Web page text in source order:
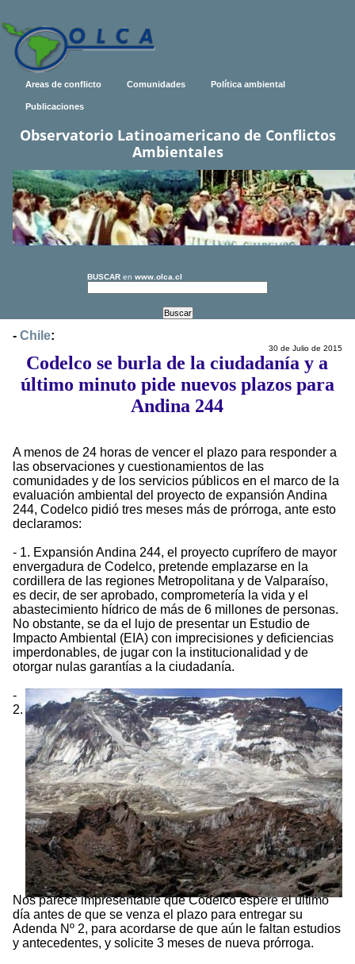
Areas de conflicto Comunidades Política ambiental
Publicaciones
Observatorio Latinoamericano de Conflictos
Ambientales
BUSCAR en www.olca.cl
- Chile:
30 de Julio de 2015
Codelco se burla de la ciudadanía y a
último minuto pide nuevos plazos para
Andina 244
A menos de 24 horas de vencer el plazo para responder a
las observaciones y cuestionamientos de las
comunidades y de los servicios públicos en el marco de la
evaluación ambiental del proyecto de expansión Andina
244, Codelco pidió tres meses más de prórroga, ante esto
declaramos:
- 1. Expansión Andina 244, el proyecto cuprífero de mayor
envergadura de Codelco, pretende emplazarse en la
cordillera de las regiones Metropolitana y de Valparaíso,
es decir, de ser aprobado, comprometería la vida y el
abastecimiento hídrico de más de 6 millones de personas.
No obstante, se da el lujo de presentar un Estudio de
Impacto Ambiental (EIA) con imprecisiones y deficiencias
imperdonables, de jugar con la institucionalidad y de
otorgar nulas garantías a la ciudadanía.
-
2.
Nos parece impresentable que Codelco espere el último
día antes de que se venza el plazo para entregar su
Adenda Nº 2, para acordarse de que aún le faltan estudios
y antecedentes, y solicite 3 meses de nueva prórroga.